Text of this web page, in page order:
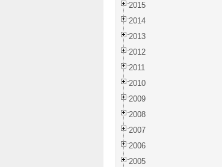
2015
2014
2013
2012
2011
2010
2009
2008
2007
2006
2005